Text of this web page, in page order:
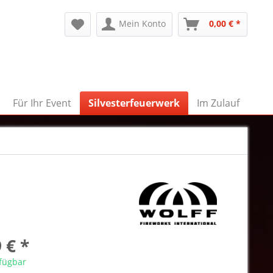
Mein Konto 0,00 € *
Für Ihr Event Silvesterfeuerwerk Im Zulauf
€ *